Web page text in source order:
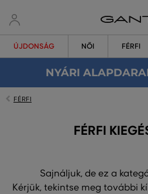
ÚJDONSÁG NŐI FÉRFI
NYÁRI
FÉRFI
FÉRFI
Sajnáljuk, de ez a
Kérjük, tekintse meg további